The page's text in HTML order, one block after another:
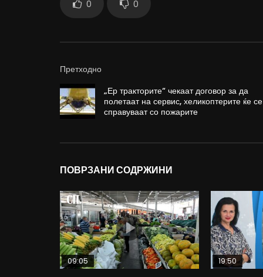
0 0
Претходно
„Ер тракторите“ чекаат договор за да
полетаат на сервис, хеликоптерите ќе се
справуваат со пожарите
ПОВРЗАНИ СОДРЖИНИ
09:05 19:50